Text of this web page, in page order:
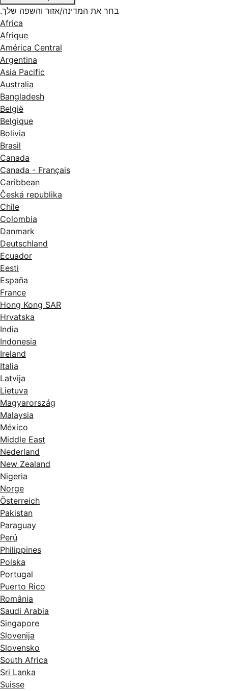
<6.5 W (sleep); 0.1 W (off)בחר את המדינה/אזור והשפה שלך.
Africa
Afrique
América Central
Argentina
Asia Pacific
Australia
Bangladesh
België
Belgique
Bolivia
Brasil
Canada
Canada - Français
Caribbean
Česká republika
Chile
Colombia
Danmark
Deutschland
Ecuador
Eesti
España
France
Hong Kong SAR
Hrvatska
India
Indonesia
Ireland
Italia
Latvija
Lietuva
Magyarország
Malaysia
México
Middle East
Nederland
New Zealand
Nigeria
Norge
Österreich
Pakistan
Paraguay
Perú
Philippines
Polska
Portugal
Puerto Rico
România
Saudi Arabia
Singapore
Slovenija
Slovensko
South Africa
Sri Lanka
Suisse